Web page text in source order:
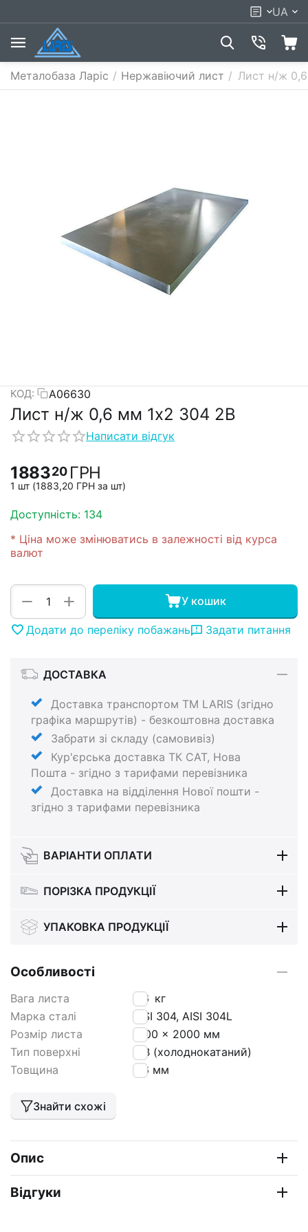
UA
Металобаза Ларіс / Нержавіючий лист / Лист н/ж
КОД: А06630
Лист н/ж 0,6 мм 1х2 304 2В
Написати відгук
188320 ГРН
1 шт (1883,20 ГРН за шт)
Доступність: 134
* Ціна може змінюватись в залежності від курса
валют
+
− У кошик
Додати до переліку побажань Задати питання
ДОСТАВКА
Доставка транспортом ТМ LARIS (згідно
графіка маршрутів) - безкоштовна доставка
Забрати зі складу (самовивіз)
Кур'єрська доставка ТК САТ, Нова
Пошта - згідно з тарифами перевізника
Доставка на відділення Нової пошти -
згідно з тарифами перевізника
ВАРІАНТИ ОПЛАТИ
ПОРІЗКА ПРОДУКЦІЇ
УПАКОВКА ПРОДУКЦІЇ
Особливості
Вага листа 9,6 кг
Марка сталі
AISI 304, AISI 304L
Розмір листа
1000 x 2000 мм
Тип поверхні
2 В (холоднокатаний)
Товщина
0,6 мм
Знайти схожі
Опис
Відгуки